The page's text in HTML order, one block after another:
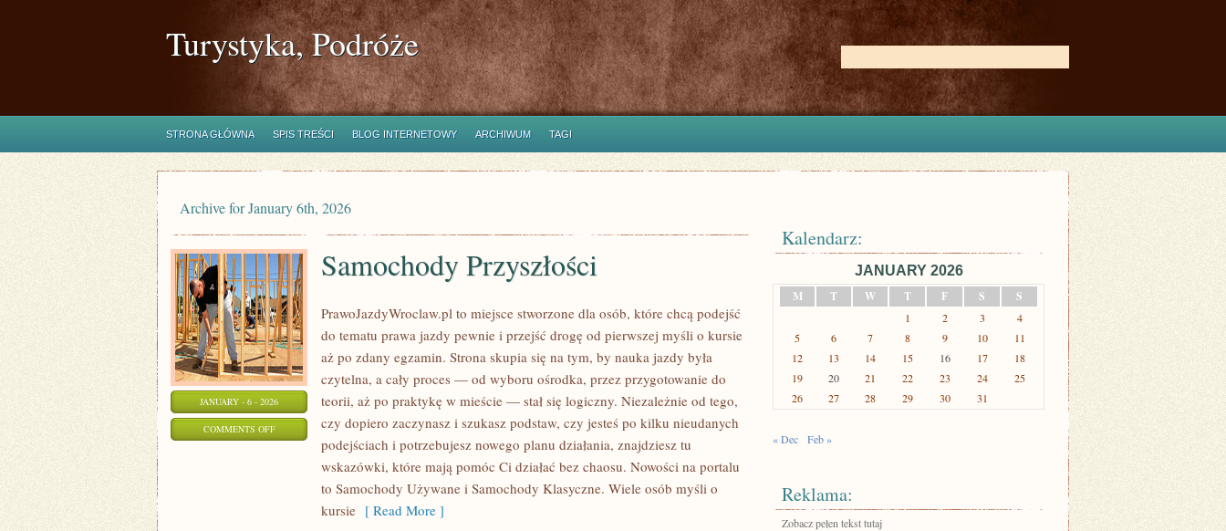
Turystyka, Podróże
STRONA GŁÓWNA SPIS TREŚCI BLOG INTERNETOWY ARCHIWUM TAGI
Archive for January 6th, 2026
JANUARY - 6 - 2026
COMMENTS OFFON
SAMOCHODY
PRZYSZŁOŚCI
Samochody Przyszłości
PrawoJazdyWroclaw.pl to miejsce stworzone dla osób, które chcą podejść
do tematu prawa jazdy pewnie i przejść drogę od pierwszej myśli o kursie
aż po zdany egzamin. Strona skupia się na tym, by nauka jazdy była
czytelna, a cały proces — od wyboru ośrodka, przez przygotowanie do
teorii, aż po praktykę w mieście — stał się logiczny. Niezależnie od tego,
czy dopiero zaczynasz i szukasz podstaw, czy jesteś po kilku nieudanych
podejściach i potrzebujesz nowego planu działania, znajdziesz tu
wskazówki, które mają pomóc Ci działać bez chaosu. Nowości na portalu
to Samochody Używane i Samochody Klasyczne. Wiele osób myśli o
kursie [ Read More ]
Kalendarz:
JANUARY 2026
M
T W T F S S
1 2 3
4
5
6 7 8 9 10
11
12
13 14 15 16 17
18
19
20 21 22 23 24
25
26
27 28 29 30 31
« Dec Feb »
Reklama:
Zobacz pełen tekst tutaj